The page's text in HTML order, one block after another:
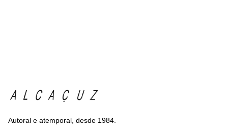
Autoral e atemporal, desde 1984.